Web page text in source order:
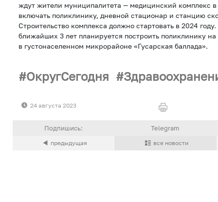
ждут жители муниципалитета — медицинский комплекс
включать поликлинику, дневной стационар и станцию
Строительство комплекса должно стартовать в 2024
ближайших 3 лет планируется построить поликлинику
в густонаселенном микрорайоне «Гусарская баллада».
ОкругСегодня
24 августа 2023